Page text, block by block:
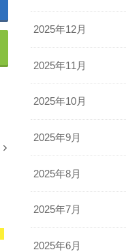
2025年12月
2025年11月
2025年10月
2025年9月
2025年8月
2025年7月
2025年6月